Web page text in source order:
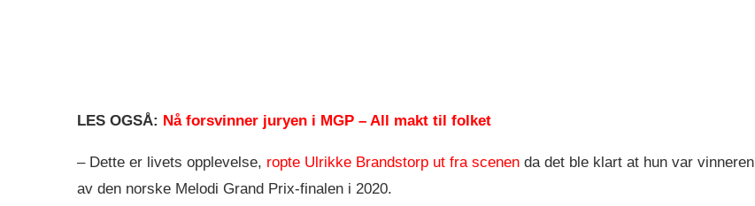
LES OGSÅ: Nå forsvinner juryen i MGP – All makt til folket
– Dette er livets opplevelse, ropte Ulrikke Brandstorp ut fra scenen da det ble klart at hun var vinneren
av den norske Melodi Grand Prix-finalen i 2020.